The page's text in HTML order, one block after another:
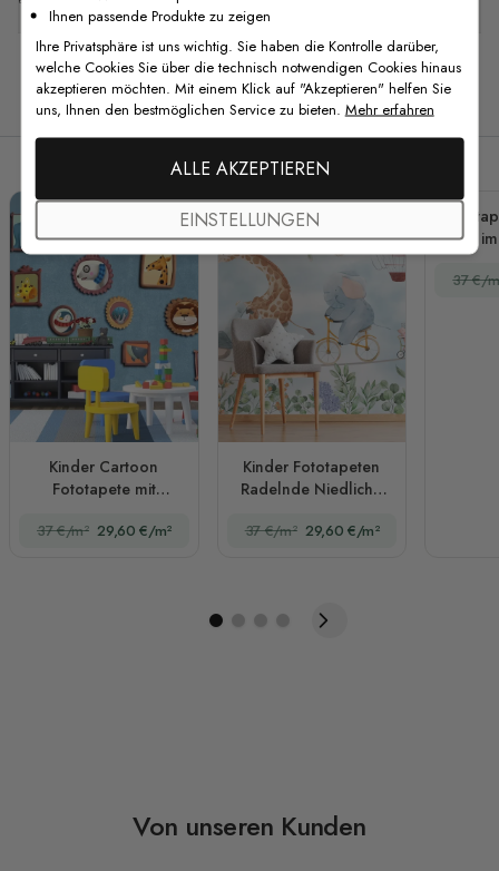
Verwandte Produkte
Kinder Cartoon
Fototapete mit
37 €/m² 29,60 €/m²
Kinder Fototapeten
Radelnde Niedliche
37 €/m² 29,60 €/m²
Tiere
37 €/
Von unseren Kunden
Ihnen passende Produkte zu zeigen
Ihre Privatsphäre ist uns wichtig. Sie haben die Kontrolle darüber,
welche Cookies Sie über die technisch notwendigen Cookies hinaus
akzeptieren möchten. Mit einem Klick auf "Akzeptieren" helfen Sie
uns, Ihnen den bestmöglichen Service zu bieten. Mehr erfahren
ALLE AKZEPTIEREN
EINSTELLUNGEN